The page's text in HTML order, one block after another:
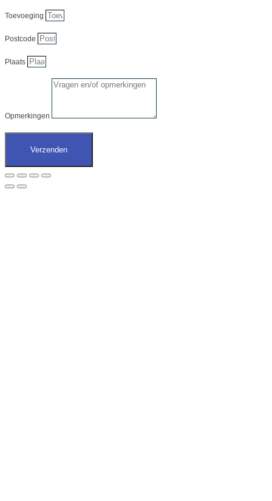
Toevoeging
Postcode
Plaats
Opmerkingen
Verzenden